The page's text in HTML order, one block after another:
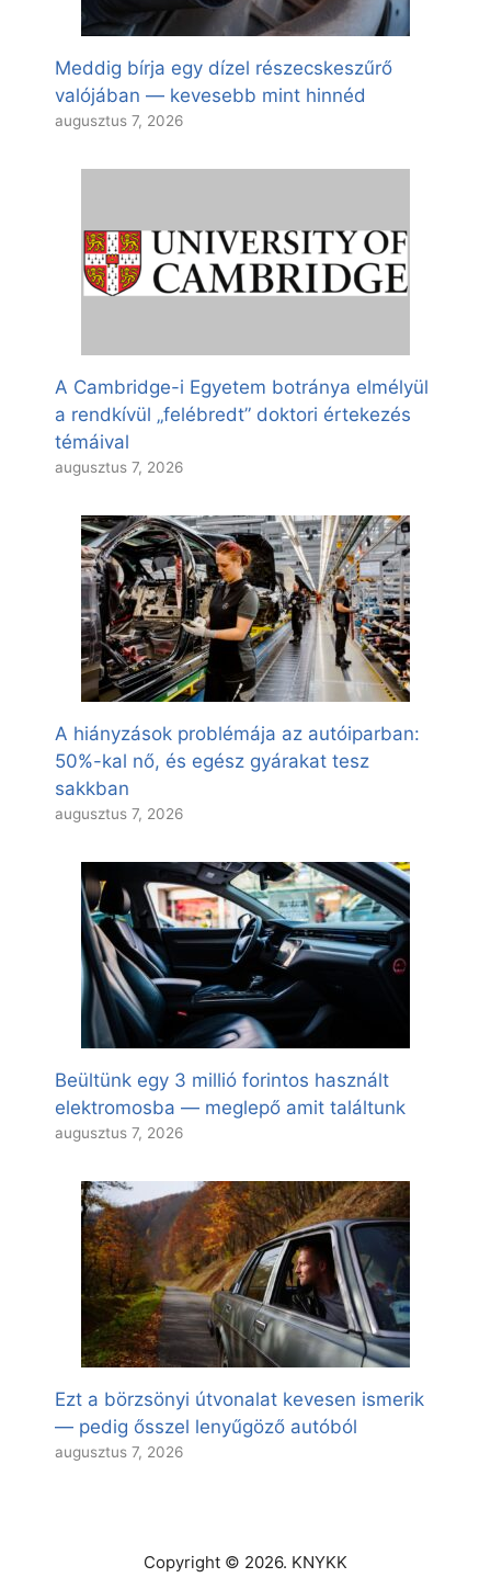
Meddig bírja egy dízel részecskeszűrő
valójában — kevesebb mint hinnéd
augusztus 7, 2026
A Cambridge-i Egyetem botránya elmélyül
a rendkívül „felébredt” doktori értekezés
témáival
augusztus 7, 2026
A hiányzások problémája az autóiparban:
50%-kal nő, és egész gyárakat tesz
sakkban
augusztus 7, 2026
Beültünk egy 3 millió forintos használt
elektromosba — meglepő amit találtunk
augusztus 7, 2026
Ezt a börzsönyi útvonalat kevesen ismerik
— pedig ősszel lenyűgöző autóból
augusztus 7, 2026
Copyright © 2026. KNYKK